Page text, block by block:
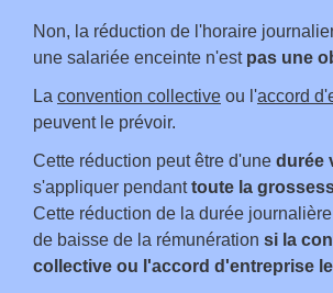
Non, la réduction de l'horaire
une salariée enceinte n'est pas une
La convention collective ou l'accord
peuvent le prévoir.
Cette réduction peut être d'une durée
s'appliquer pendanttoute la
Cette réduction de la durée
de baisse de la rémunération si la
collective ou l'accord d'entreprise